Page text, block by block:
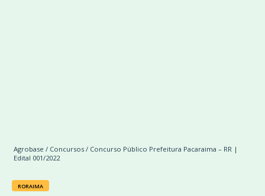
Agrobase / Concursos / Concurso Público Prefeitura Pacaraima – RR |
Edital 001/2022
RORAIMA